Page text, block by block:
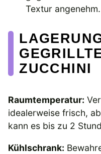
Textur angenehm.
ZUCCHINI
Raumtemperatur:
idealerweise frisch,
kann es bis zu 2
Kühlschrank: